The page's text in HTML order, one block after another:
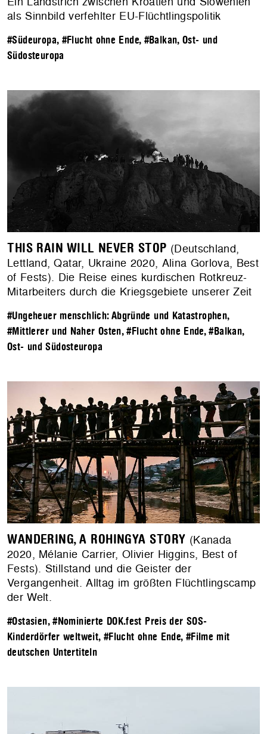
als Sinnbild verfehlter EU-Flüchtlingspolitik
#Südeuropa, #Flucht ohne Ende, #Balkan, Ost- und
Südosteuropa
THIS RAIN WILL NEVER STOP (Deutschland,
Lettland, Qatar, Ukraine 2020, Alina Gorlova, Best
of Fests). Die Reise eines kurdischen Rotkreuz-
Mitarbeiters durch die Kriegsgebiete unserer Zeit
#Ungeheuer menschlich: Abgründe und Katastrophen,
#Mittlerer und Naher Osten,#Flucht ohne Ende,#Balkan,
Ost- und Südosteuropa
WANDERING, A ROHINGYA STORY (Kanada
2020, Mélanie Carrier, Olivier Higgins, Best of
Fests). Stillstand und die Geister der
Vergangenheit. Alltag im größten Flüchtlingscamp
der Welt.
#Ostasien,#Nominierte DOK.fest Preis der SOS-
Kinderdörfer weltweit, #Flucht ohne Ende, #Filme mit
deutschen Untertiteln